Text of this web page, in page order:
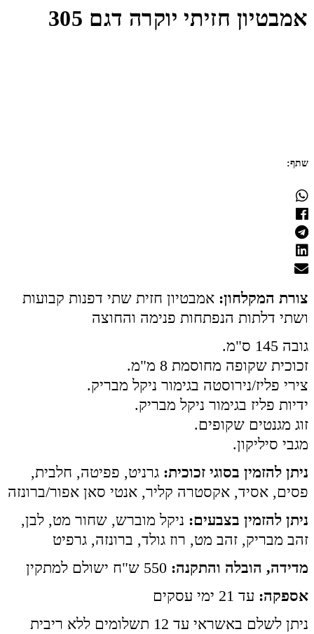
אמבטיון חזיתי יוקרה דגם 305
שתף:
צורת המקלחון: אמבטיון חזית שתי דפנות קבועות
ושתי דלתות הנפתחות פנימה והחוצה
גובה 145 ס"מ.
זכוכית שקופה מחוסמת 8 מ"מ.
צירי פליז/נירוסטה בגימור ניקל מבריק.
ידיות פליז בגימור ניקל מבריק.
זוג מגנטים שקופים.
מגבי סיליקון.
ניתן להזמין בסוגי זכוכית: גרניט, פפיטה, חלבית,
פסים, אסיד, אקסטרה קליר, אנטי סאן אפור/ברונזה
ניתן להזמין בצבעים: ניקל מוברש, שחור מט, לבן,
זהב מבריק, זהב מט, רוז גולד, ברונזה, גרפיט
מדידה, הובלה והתקנה:
אספקה: עד 21 ימי עסקים
ניתן לשלם באשראי עד 12 תשלומים ללא ריבית